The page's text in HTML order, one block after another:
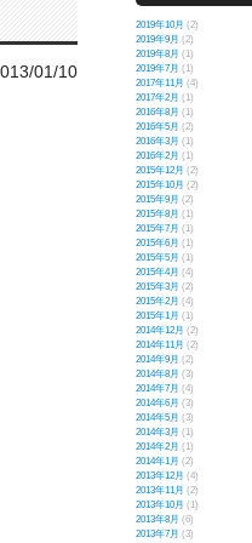
01/10
2019年10月 (2)
2019年9月 (2)
2019年8月 (1)
2019年7月 (1)
2017年11月 (4)
2017年2月 (1)
2016年8月 (1)
2016年5月 (2)
2016年3月 (1)
2016年2月 (1)
2015年12月 (2)
2015年10月 (2)
2015年9月 (2)
2015年8月 (1)
2015年7月 (1)
2015年6月 (1)
2015年5月 (1)
2015年4月 (4)
2015年3月 (2)
2015年2月 (4)
2015年1月 (1)
2014年12月 (2)
2014年11月 (2)
2014年9月 (2)
2014年8月 (3)
2014年7月 (4)
2014年6月 (3)
2014年5月 (3)
2014年3月 (1)
2014年2月 (1)
2014年1月 (2)
2013年12月 (4)
2013年11月 (2)
2013年10月 (1)
2013年8月 (6)
2013年7月 (3)